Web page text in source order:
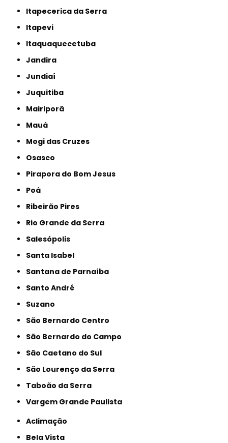
Itapecerica da Serra
Itapevi
Itaquaquecetuba
Jandira
Jundiaí
Juquitiba
Mairiporã
Mauá
Mogi das Cruzes
Osasco
Pirapora do Bom Jesus
Poá
Ribeirão Pires
Rio Grande da Serra
Salesópolis
Santa Isabel
Santana de Parnaíba
Santo André
Suzano
São Bernardo Centro
São Bernardo do Campo
São Caetano do Sul
São Lourenço da Serra
Taboão da Serra
Vargem Grande Paulista
Aclimação
Bela Vista